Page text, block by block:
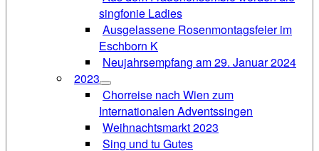
singfonie Ladies
Ausgelassene Rosenmontagsfeier im
Eschborn K
Neujahrsempfang am 29. Januar 2024
2023
Chorreise nach Wien zum
Internationalen Adventssingen
Weihnachtsmarkt 2023
Sing und tu Gutes